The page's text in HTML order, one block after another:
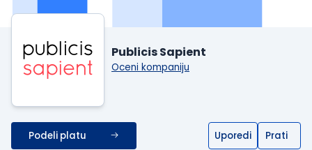
Publicis Sapient
Oceni kompaniju
Podeli platu Uporedi Prati